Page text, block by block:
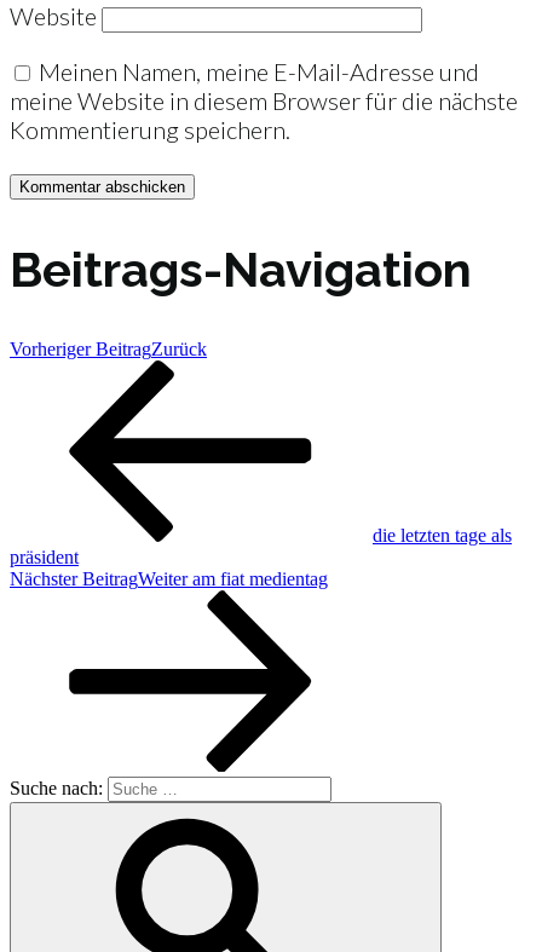
Website
Meinen Namen, meine E-Mail-Adresse und
meine Website in diesem Browser für die nächste
Kommentierung speichern.
Beitrags-Navigation
Vorheriger BeitragZurück
die letzten tage als
präsident
Nächster BeitragWeiter am fiat medientag
Suche nach: